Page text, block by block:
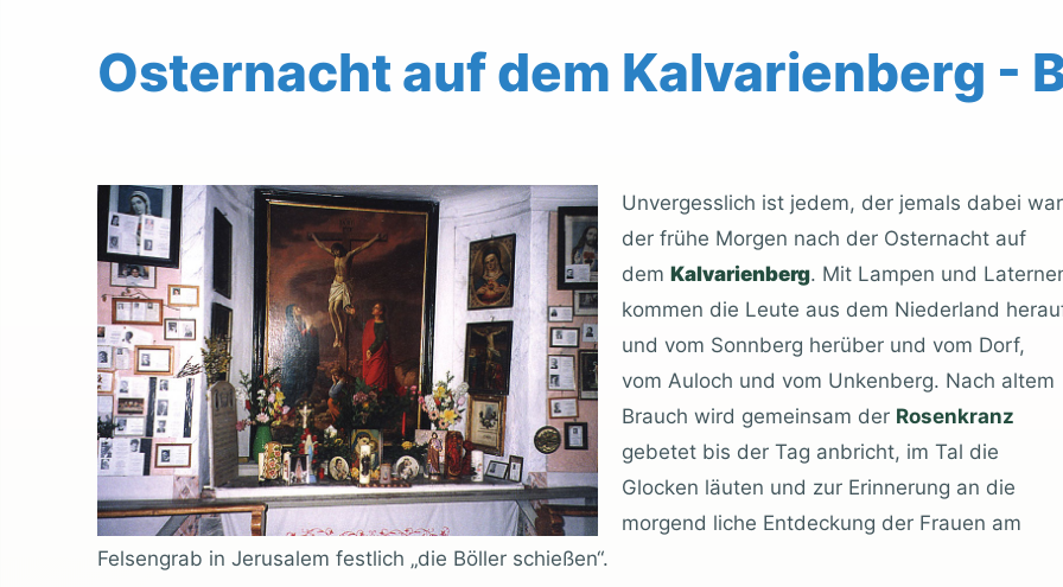
Osternacht auf dem Kalvarienberg -
Unvergesslich ist jedem, der jemals dabei
der frühe Morgen nach der Osternacht auf
dem Kalvarienberg. Mit Lampen und
kommen die Leute aus dem Niederland
und vom Sonnberg herüber und vom Dorf,
vom Auloch und vom Unkenberg. Nach altem
Brauch wird gemeinsam der Rosenkranz
gebetet bis der Tag anbricht, im Tal die
Glocken läuten und zur Erinnerung an die
morgend liche Entdeckung der Frauen am
Felsengrab in Jerusalem festlich „die Böller schießen“.